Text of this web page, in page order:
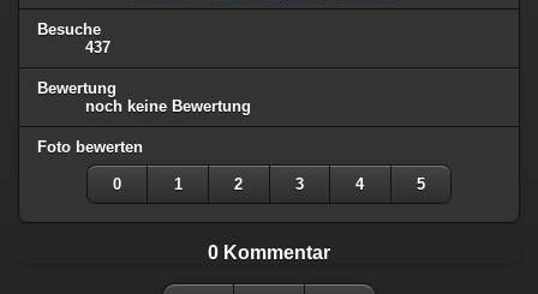
Besuche
437
Bewertung
noch keine Bewertung
Foto bewerten
0 1 2 3 4 5
0 Kommentar